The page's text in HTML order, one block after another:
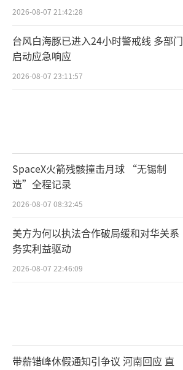
2026-08-07 21:42:28
台风白海豚已进入24小时警戒线 多部门
启动应急响应
2026-08-07 23:11:57
SpaceX火箭残骸撞击月球 “无锡制
造”全程记录
2026-08-07 08:32:45
美方为何以执法合作破局缓和对华关系
务实利益驱动
2026-08-07 22:46:09
带薪错峰休假通知引争议 河南回应 直